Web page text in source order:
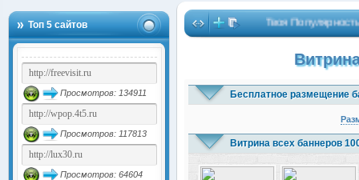
Топ 5 сайтов
Просмотров: 134911
Просмотров: 117813
Просмотров: 64604
Твоя Популярность и
Бесплатное размещение
Витрина всех баннеров